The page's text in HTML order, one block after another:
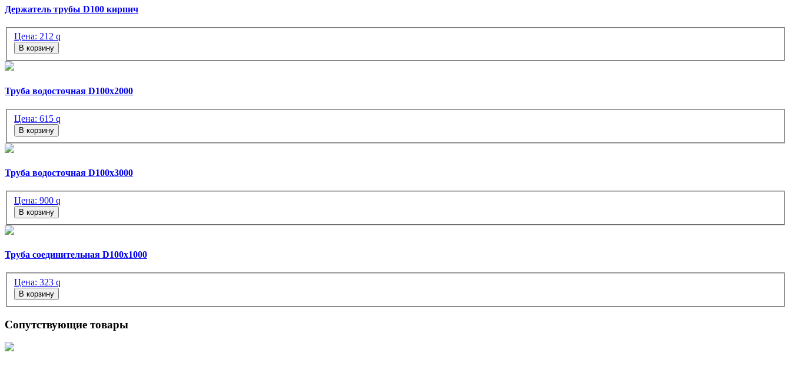
Держатель трубы D100 кирпич
Цена: 212 q
В корзину
Труба водосточная D100х2000
Цена: 615 q
В корзину
Труба водосточная D100х3000
Цена: 900 q
В корзину
Труба соединительная D100x1000
Цена: 323 q
В корзину
Сопутствующие товары